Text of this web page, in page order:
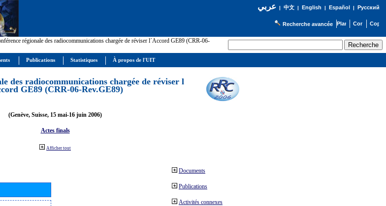
عربي| 中文| English | Español | Русский
Recherche avancée
régionale des radiocommunications chargée de réviser l´Accord GE89 (CRR-06-
des radiocommunications chargée de réviser l
GE89 (CRR-06-Rev.GE89)
(Genève, Suisse, 15 mai-16 juin 2006)
Actes finals
Afficher tout
Documents
Publications
Activités connexes
Publications Statistiques À propos de l'UIT